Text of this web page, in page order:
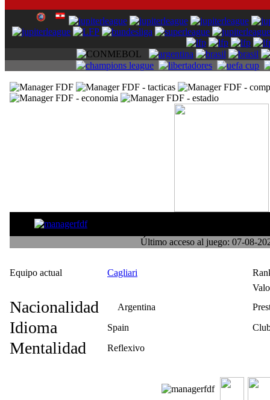
Último acceso al juego: 07-08-
Equipo actual Cagliari
Nacionalidad Argentina
Idioma Spain
Mentalidad Reflexivo